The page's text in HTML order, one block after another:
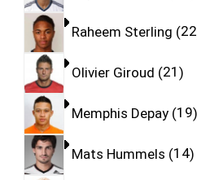
Raheem Sterling 22
Olivier Giroud 21
Memphis Depay 19
Mats Hummels 14